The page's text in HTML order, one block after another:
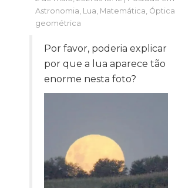
Astronomia, Lua, Matemática, Óptica
geométrica
Por favor, poderia explicar
por que a lua aparece tão
enorme nesta foto?